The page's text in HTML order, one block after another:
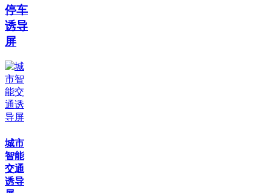
停车
诱导
屏
城市
智能
交通
诱导